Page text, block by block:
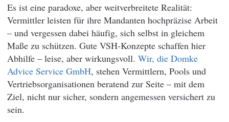
Es ist eine paradoxe, aber weitverbreitete Realität:
Vermittler leisten für ihre Mandanten hochpräzise Arbeit
– und vergessen dabei häufig, sich selbst in gleichem
Maße zu schützen. Gute VSH-Konzepte schaffen hier
Abhilfe – leise, aber wirkungsvoll. Wir, die Domke
Advice Service GmbH, stehen Vermittlern, Pools und
Vertriebsorganisationen beratend zur Seite – mit dem
Ziel, nicht nur sicher, sondern angemessen versichert zu
sein.